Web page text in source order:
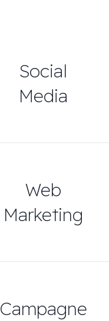
Social
Media
Web
Marketing
Campagne